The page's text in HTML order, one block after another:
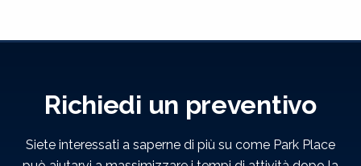
Richiedi un preventivo
Siete interessati a saperne di più su come Park Place